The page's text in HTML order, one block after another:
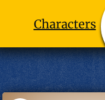
Characters